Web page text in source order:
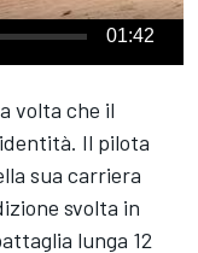
01:42
volta che il
Il pilota
sua carriera
svolta in
lunga 12